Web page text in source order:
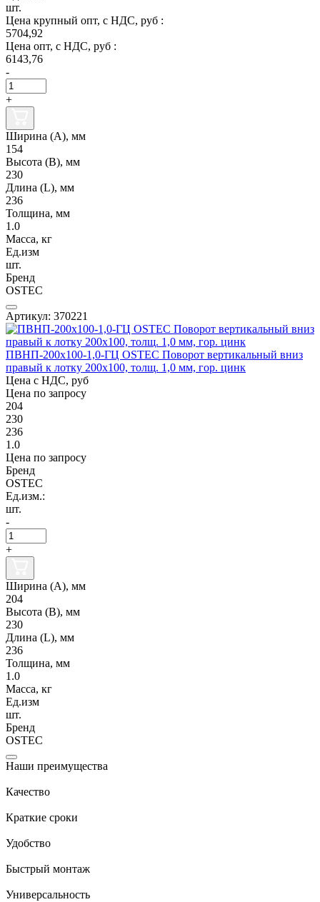
шт.
Цена крупный опт, с НДС, руб :
5704,92
Цена опт, с НДС, руб :
6143,76
-
+
Ширина (А), мм
154
Высота (В), мм
230
Длина (L), мм
236
Толщина, мм
1.0
Масса, кг
Ед.изм
шт.
Бренд
OSTEC
Артикул: 370221
ПВНП-200х100-1,0-ГЦ OSTEC Поворот вертикальный вниз
правый к лотку 200х100, толщ. 1,0 мм, гор. цинк
Цена с НДС, руб
Цена по запросу
204
230
236
1.0
Цена по запросу
Бренд
OSTEC
Ед.изм.:
шт.
-
+
Ширина (А), мм
204
Высота (В), мм
230
Длина (L), мм
236
Толщина, мм
1.0
Масса, кг
Ед.изм
шт.
Бренд
OSTEC
Наши преимущества
Качество
Краткие сроки
Удобство
Быстрый монтаж
Универсальность